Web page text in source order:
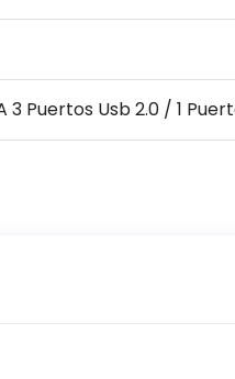
3 Puertos Usb 2.0 / 1